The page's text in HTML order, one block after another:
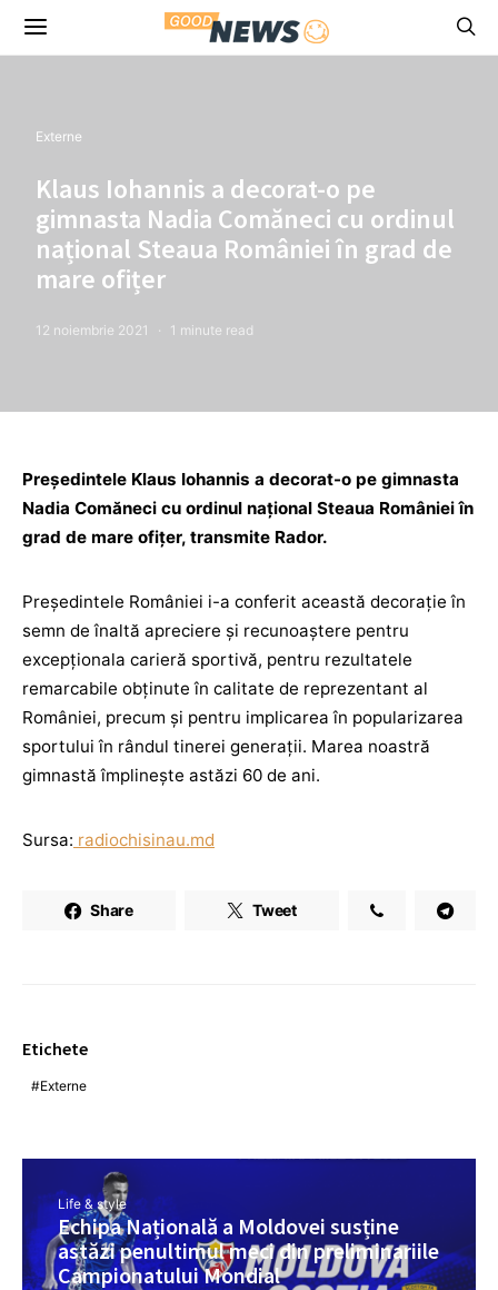
Externe
Klaus Iohannis a decorat-o pe
gimnasta Nadia Comăneci cu ordinul
național Steaua României în grad de
mare ofițer
12 noiembrie 2021 1 minute read
Președintele Klaus Iohannis a decorat-o pe gimnasta
Nadia Comăneci cu ordinul național Steaua României în
grad de mare ofițer, transmite Rador.
Președintele României i-a conferit această decorație în
semn de înaltă apreciere și recunoaștere pentru
excepționala carieră sportivă, pentru rezultatele
remarcabile obținute în calitate de reprezentant al
României, precum și pentru implicarea în popularizarea
sportului în rândul tinerei generații. Marea noastră
gimnastă împlinește astăzi 60 de ani.
Sursa: radiochisinau.md
Share Tweet
Etichete
Externe
Life & style
Echipa Națională a Moldovei susține
astăzi penultimul meci din preliminariile
Campionatului Mondial